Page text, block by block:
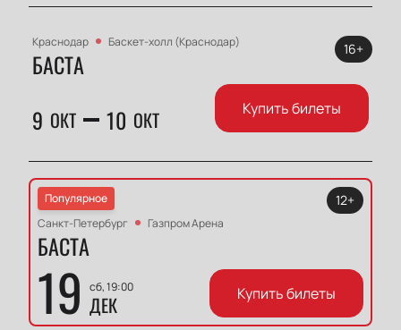
Краснодар Баскет-холл (Краснодар)
БАСТА
9 ОКТ 10 ОКТ
16+
Купить билеты
Популярное
Санкт-Петербург
Газпром Арена
БАСТА
19 сб, 19:00
ДЕК
12+
Купить билеты